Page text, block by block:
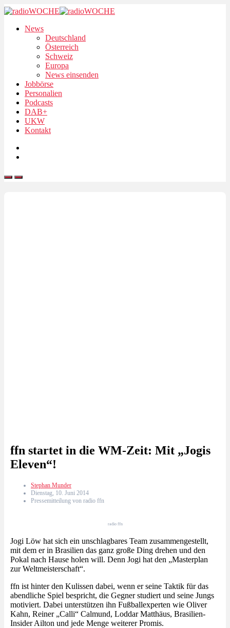
News
Deutschland
Österreich
Schweiz
Europa
News einsenden
Jobbörse
Personalien
Podcasts
DAB+
UKW
Kontakt
ffn startet in die WM-Zeit: Mit „Jogis
Eleven“!
Stephan Munder
Dienstag, 10. Juni 2014
Pressemitteilung von radio ffn
radio ffn
Jogi Löw hat sich ein unschlagbares Team zusammengestellt,
mit dem er in Brasilien das ganz große Ding drehen und den
Pokal nach Hause holen will. Denn Jogi hat den „Masterplan
zur Weltmeisterschaft“.
ffn ist hinter den Kulissen dabei, wenn er seine Taktik für das
abendliche Spiel bespricht, die Gegner studiert und seine Jungs
motiviert. Dabei unterstützen ihn Fußballexperten wie Oliver
Kahn, Reiner „Calli“ Calmund, Loddar Matthäus, Brasilien-
Insider Ailton und jede Menge weiterer Promis.